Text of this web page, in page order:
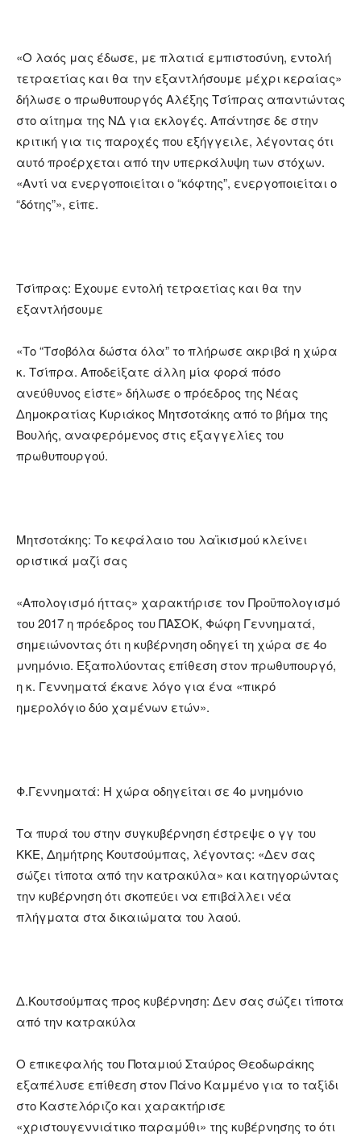
«Ο λαός μας έδωσε, με πλατιά εμπιστοσύνη, εντολή
τετραετίας και θα την εξαντλήσουμε μέχρι κεραίας»
δήλωσε ο πρωθυπουργός Αλέξης Τσίπρας απαντώντας
στο αίτημα της ΝΔ για εκλογές. Απάντησε δε στην
κριτική για τις παροχές που εξήγγειλε, λέγοντας ότι
αυτό προέρχεται από την υπερκάλυψη των στόχων.
«Αντί να ενεργοποιείται ο “κόφτης”, ενεργοποιείται ο
“δότης”», είπε.
Τσίπρας: Έχουμε εντολή τετραετίας και θα την
εξαντλήσουμε
«Το “Τσοβόλα δώστα όλα” το πλήρωσε ακριβά η χώρα
κ. Τσίπρα. Αποδείξατε άλλη μία φορά πόσο
ανεύθυνος είστε» δήλωσε ο πρόεδρος της Νέας
Δημοκρατίας Κυριάκος Μητσοτάκης από το βήμα της
Βουλής, αναφερόμενος στις εξαγγελίες του
πρωθυπουργού.
Μητσοτάκης: Το κεφάλαιο του λαϊκισμού κλείνει
οριστικά μαζί σας
«Απολογισμό ήττας» χαρακτήρισε τον Προϋπολογισμό
του 2017 η πρόεδρος του ΠΑΣΟΚ, Φώφη Γεννηματά,
σημειώνοντας ότι η κυβέρνηση οδηγεί τη χώρα σε 4ο
μνημόνιο. Εξαπολύοντας επίθεση στον πρωθυπουργό,
η κ. Γεννηματά έκανε λόγο για ένα «πικρό
ημερολόγιο δύο χαμένων ετών».
Φ.Γεννηματά: Η χώρα οδηγείται σε 4ο μνημόνιο
Τα πυρά του στην συγκυβέρνηση έστρεψε ο γγ του
ΚΚΕ, Δημήτρης Κουτσούμπας, λέγοντας: «Δεν σας
σώζει τίποτα από την κατρακύλα» και κατηγορώντας
την κυβέρνηση ότι σκοπεύει να επιβάλλει νέα
πλήγματα στα δικαιώματα του λαού.
Δ.Κουτσούμπας προς κυβέρνηση: Δεν σας σώζει τίποτα
από την κατρακύλα
Ο επικεφαλής του Ποταμιού Σταύρος Θεοδωράκης
εξαπέλυσε επίθεση στον Πάνο Καμμένο για το ταξίδι
στο Καστελόριζο και χαρακτήρισε
«χριστουγεννιάτικο παραμύθι» της κυβέρνησης το ότι